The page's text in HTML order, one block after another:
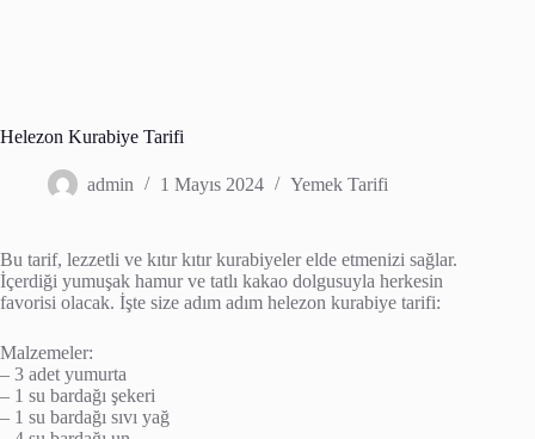
Helezon Kurabiye Tarifi
admin 1 Mayıs 2024 Yemek Tarifi
Bu tarif, lezzetli ve kıtır kıtır kurabiyeler elde etmenizi sağlar.
İçerdiği yumuşak hamur ve tatlı kakao dolgusuyla herkesin
favorisi olacak. İşte size adım adım helezon kurabiye tarifi:
Malzemeler:
– 3 adet yumurta
– 1 su bardağı şekeri
– 1 su bardağı sıvı yağ